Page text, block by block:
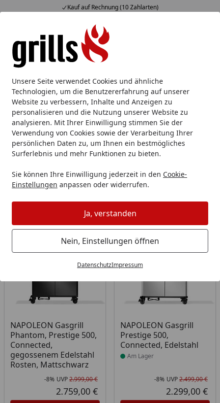
Unsere Seite verwendet Cookies und ähnliche
Technologien, um die Benutzererfahrung auf unserer
Website zu verbessern, Inhalte und Anzeigen zu
personalisieren und die Nutzung unserer Website zu
analysieren. Mit Ihrer Einwilligung stimmen Sie der
Verwendung von Cookies sowie der Verarbeitung Ihrer
persönlichen Daten zu, um Ihnen ein bestmögliches
Surferlebnis und mehr Funktionen zu bieten.
Sie können Ihre Einwilligung jederzeit in den Cookie-
Einstellungen anpassen oder widerrufen.
Ja, verstanden
Nein, Einstellungen öffnen
DatenschutzImpressum
Kauf auf Rechnung (10 Zahlarten)
Alle Produkte
Mein Konto
Suchen
Startseite
Napoleon Napoleon Gasgrill Napoleon Prestige
Napoleon Prestige
Ihre Artikelübersicht
Kategorien
Filter / Sortierung
11 Artikel gefunden
Bestseller -8%
NAPOLEON Gasgrill
Phantom, Prestige 500,
Connected,
gegossenem Edelstahl
Rosten, Mattschwarz
Rabatt in Prozent
-8%
Ursprünglicher Preis
UVP2.999,00 €
Aktueller Preis
2.759,00 €
-8%
NAPOLEON Gasgrill
Prestige 500,
Connected, Edelstahl
Produkt am Lager
Am Lager
-8% UVP2.499,00 €
2.299,00 €